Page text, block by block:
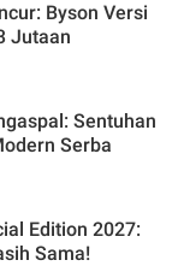
Byson Versi
Jutaan
Sentuhan
Serba
Edition 2027:
Sama!